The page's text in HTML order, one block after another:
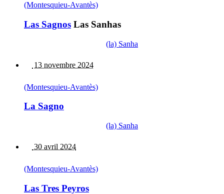
(Montesquieu-Avantès)
Las Sagnos Las Sanhas
(la) Sanha
13 novembre 2024
(Montesquieu-Avantès)
La Sagno
(la) Sanha
30 avril 2024
(Montesquieu-Avantès)
Las Tres Peyros